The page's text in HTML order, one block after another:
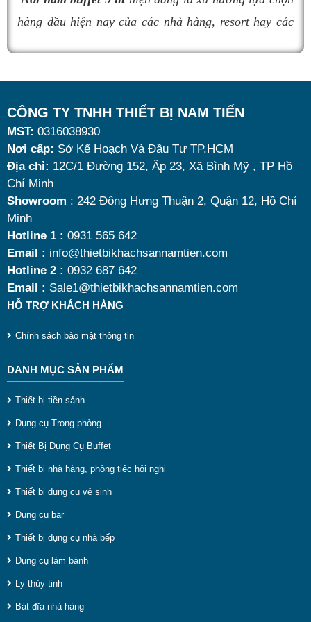
Địa chỉ bán tấm tót bàn ăn uy tín chất lượng
Thiết bị khách sạn Nam Tiến
và phân phối dụng cụ nhà hàng khách sạn uy tín và chất
lượng bậc nhất Hồ Chí Minh. Với nhiều năm trong lĩnh
vực cung cấp và phân phối các dụng cụ nhà hàng khách
mẫu tấm lót placemat khác nhau quý khách có thể thoải
mái lựa chọn những mẫu có gam màu phù hợp với không
gian bàn ăn của gia đình mình nhất.
Tấm lót bàn ăn luôn có sẵn tại kho với số lượng lớn đáp
ứng được mọi đơn hàng của quý khách
Miễn phí giao hàng nội thành HCM cho đơn hàng trên
700k
hàng đầu hiện nay của các nhà hàng, resort hay các
Tuy nhiên, giữa hàng loạt mẫu mã trên thị trường,
đâu là loại phù hợp nhất? Nên chọn nồi hâm buffet
dùng điện hay dùng cồn? Cùng tìm hiểu những tiêu
chí quan trọng giúp bạn chọn được mẫu
nóng thức ăn 9 lítchất lượng, bền đẹp và tối ưu chi
phí nhất hiện nay.
CÔNG TY TNHH THIẾT BỊ NAM TIẾN
MST: 0316038930
Nơi cấp: Sở Kế Hoạch Và Đầu Tư TP.HCM
Địa chỉ: 12C/1 Đường 152, Ấp 23, Xã Bình Mỹ , TP Hồ
Chí Minh
Showroom : 242 Đông Hưng Thuận 2, Quận 12, Hồ Chí
Minh
Hotline 1 : 0931 565 642
Email : info@thietbikhachsannamtien.com
Hotline 2 : 0932 687 642
Email : Sale1@thietbikhachsannamtien.com
HỖ TRỢ KHÁCH HÀNG
Chính sách bảo mật thông tin
DANH MỤC SẢN PHẨM
Thiết bị tiền sảnh
Dụng cụ Trong phòng
Thiết Bị Dụng Cụ Buffet
Thiết bị nhà hàng, phòng tiệc hội nghị
Thiết bị dụng cụ vệ sinh
Dụng cụ bar
Thiết bị dụng cụ nhà bếp
Dụng cụ làm bánh
Ly thủy tinh
Bát đĩa nhà hàng